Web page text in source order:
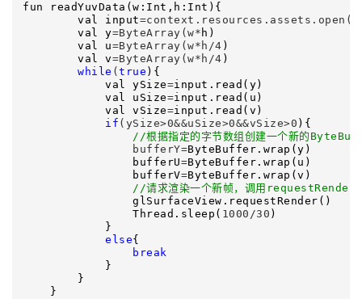
fun readYuvData(w:Int,h:Int){
        val input
        val y
=ByteArray(w* h)
        val u
=ByteArray(w*h/4 )
        val v
=ByteArray(w*h/4 )
while (true ){
            val ySize
=input.read(y)
            val uSize
=input.read(u)
            val vSize
=input.read(v)
if (ySize>0&&uSize>0&&vSize>0 ){
//根据指定的字节数组创建一个新的
                bufferY=
ByteBuffer.wrap(y)
                bufferU
=ByteBuffer.wrap(u)
                bufferV
=ByteBuffer.wrap(v)
//请求渲染一个新帧，调用
                glSurfaceView.requestRender()
                Thread.sleep(
1000/30 )
            }
else{
break
            }
        }
    }